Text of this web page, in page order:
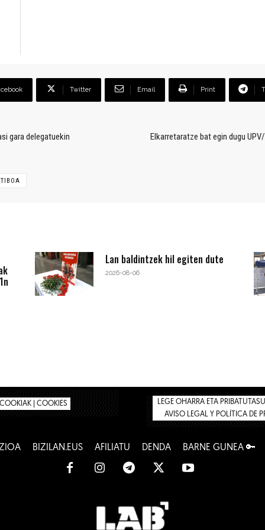
Twitter Email Print
gara delegatuekin
Elkarretaratze bat egin dugu
Lan baldintzek hil egiten dute
2026-08-06
COOKIAK | COOKIES
LEGE OHARRA ETA
AVISO LEGAL Y POLÍTICA DE
BIZILAN.EUS AFILIATU DENDA BARNE GUNEA 🔑